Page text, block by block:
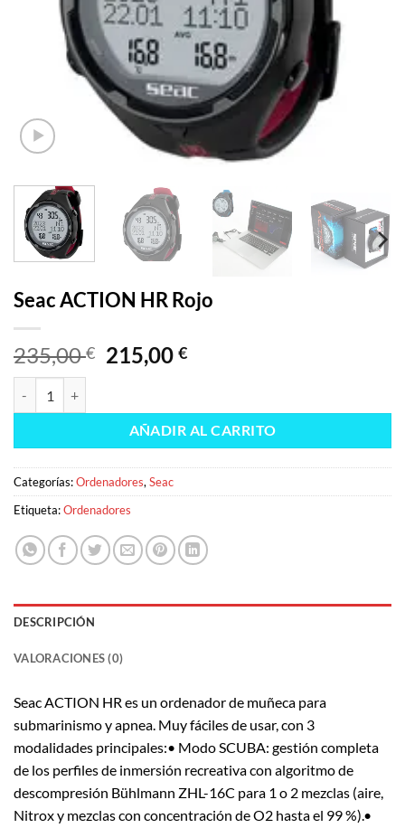
Seac ACTION HR Rojo
235,00€ El
precio
era:
235,00 €.
215,00€El
es:
215,00 €.
AÑADIR AL CARRITO
Categorías:Ordenadores,Seac
Etiqueta:Ordenadores
DESCRIPCIÓN
VALORACIONES (0)
Seac ACTION HR es un ordenador de muñeca para
submarinismo y apnea. Muy fáciles de usar, con 3
modalidades principales:• Modo SCUBA: gestión completa
de los perfiles de inmersión recreativa con algoritmo de
descompresión Bühlmann ZHL-16C para 1 o 2 mezclas (aire,
Nitrox y mezclas con concentración de O2 hasta el 99 %).•